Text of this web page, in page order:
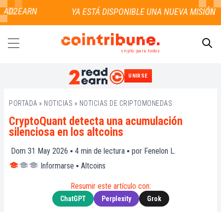
cripto para todos
UNIRSE
PORTADA » NOTICIAS » NOTICIAS DE CRIPTOMONEDAS
CryptoQuant detecta una acumulación
silenciosa en los altcoins
Dom 31 May 2026 ▪ 4 min de lectura ▪ por Fenelon L.
Informarse ▪ Altcoins
Resumir este artículo con:
ChatGPT Perplexity Grok